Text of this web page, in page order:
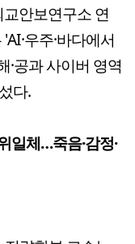
안보연구소 연
우주·바다에서
·공과 사이버 영역
다.
일체…죽음·감정·